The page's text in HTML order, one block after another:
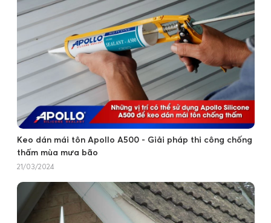
Keo dán mái tôn Apollo A500 - Giải pháp thi công chống
thấm mùa mưa bão
21/03/2024